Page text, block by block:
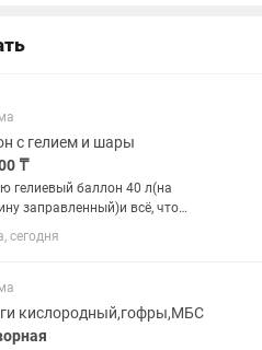
с гелием и шары
₸
гелиевый баллон 40 л(на
заправленный)и всё, что
работы с шарами: редуктор,
разных цветов и форм,
и перья для...
сегодня
кислородный,гофры,МБС